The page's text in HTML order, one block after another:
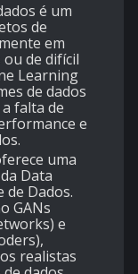
é um
de
em
de difícil
Learning
de dados
falta de
e
uma
Data
de Dados.
GANs
e
realistas